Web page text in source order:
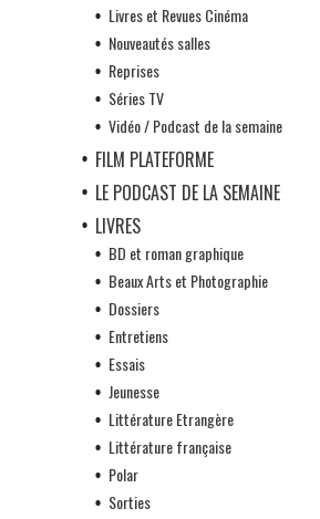
Livres et Revues Cinéma
Nouveautés salles
Reprises
Séries TV
Vidéo / Podcast de la semaine
FILM PLATEFORME
LE PODCAST DE LA SEMAINE
LIVRES
BD et roman graphique
Beaux Arts et Photographie
Dossiers
Entretiens
Essais
Jeunesse
Littérature Etrangère
Littérature française
Polar
Sorties